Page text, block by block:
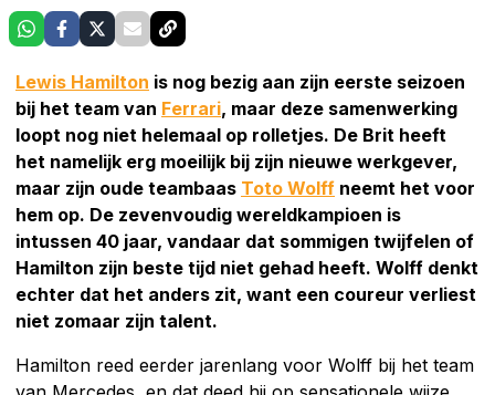
Lewis Hamilton is nog bezig aan zijn eerste seizoen
bij het team van Ferrari, maar deze samenwerking
loopt nog niet helemaal op rolletjes. De Brit heeft
het namelijk erg moeilijk bij zijn nieuwe werkgever,
maar zijn oude teambaas Toto Wolff neemt het voor
hem op. De zevenvoudig wereldkampioen is
intussen 40 jaar, vandaar dat sommigen twijfelen of
Hamilton zijn beste tijd niet gehad heeft. Wolff denkt
echter dat het anders zit, want een coureur verliest
niet zomaar zijn talent.
Hamilton reed eerder jarenlang voor Wolff bij het team